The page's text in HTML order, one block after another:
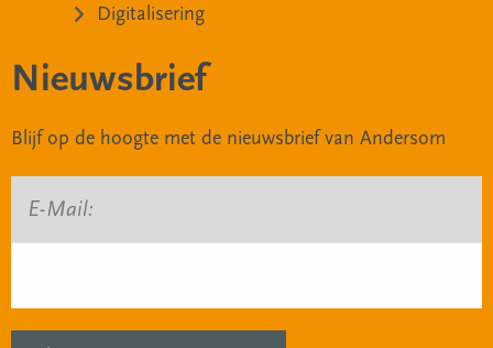
Digitalisering
Nieuwsbrief
Blijf op de hoogte met de nieuwsbrief van Andersom
E-Mail: